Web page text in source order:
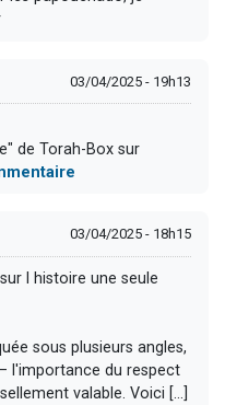
03/04/2025 - 19h13
de Torah-Box sur
03/04/2025 - 18h15
l histoire une seule
sous plusieurs angles,
l'importance du respect
valable. Voici [...]